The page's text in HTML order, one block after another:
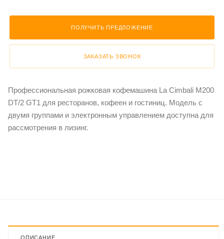
ПОЛУЧИТЬ ПРЕДЛОЖЕНИЕ
ЗАКАЗАТЬ ЗВОНОК
Профессиональная рожковая кофемашина La Cimbali M200
DT/2 GT1 для ресторанов, кофеен и гостиниц. Модель с
двумя группами и электронным управлением доступна для
рассмотрения в лизинг.
ОПИСАНИЕ